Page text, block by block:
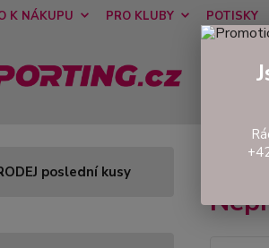
K NÁKUPU PRO KLUBY POTISKY
poslední kusy